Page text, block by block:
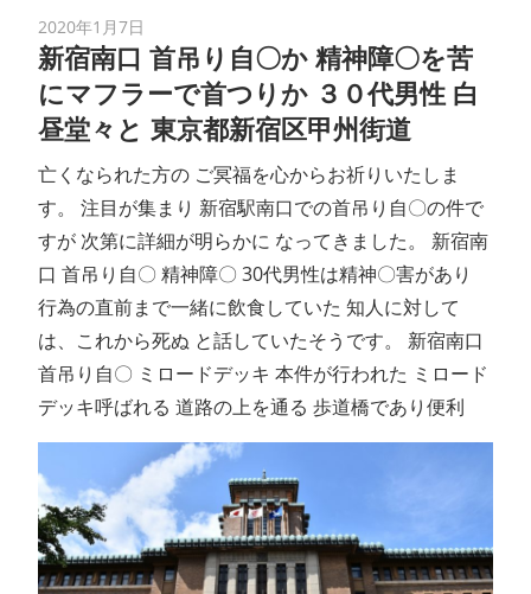
2020年1月7日
新宿南口 首吊り自〇か 精神障〇を苦
にマフラーで首つりか ３０代男性 白
昼堂々と 東京都新宿区甲州街道
亡くなられた方の ご冥福を心からお祈りいたしま
す。 注目が集まり 新宿駅南口での首吊り自〇の件で
すが 次第に詳細が明らかに なってきました。 新宿南
口 首吊り自〇 精神障〇 30代男性は精神〇害があり
行為の直前まで一緒に飲食していた 知人に対して
は、これから死ぬ と話していたそうです。 新宿南口
首吊り自〇 ミロードデッキ 本件が行われた ミロード
デッキ呼ばれる 道路の上を通る 歩道橋であり便利